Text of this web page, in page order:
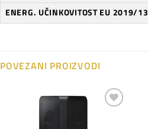
ENERG. UČINKOVITOST EU 2019/13
POVEZANI PROIZVODI